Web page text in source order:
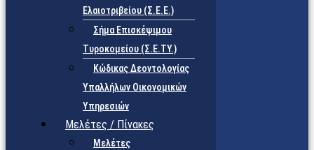
Ελαιοτριβείου (Σ.Ε.Ε.)
Σήμα Επισκέψιμου
Τυροκομείου (Σ.Ε.TY.)
Κώδικας Δεοντολογίας
Υπαλλήλων Οικονομικών
Υπηρεσιών
Μελέτες / Πίνακες
Μελέτες